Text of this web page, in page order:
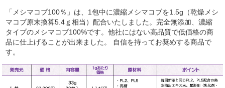
「メシマコブ100％」は、1包中に濃縮メシマコブを1.5g（乾燥メシ
マコブ原末換算5.4ｇ相当）配合いたしました。完全無添加、濃縮
タイプのメシマコブ100%です。他社にはない高品質で低価格の商
品に仕上げることが出来ました。 自信を持ってお奨めする商品で
す。